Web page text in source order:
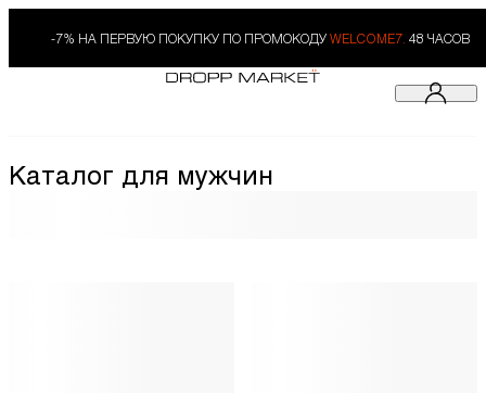
-7% НА ПЕРВУЮ ПОКУПКУ ПО ПРОМОКОДУ WELCOME7. 48 ЧАСОВ
Каталог для мужчин